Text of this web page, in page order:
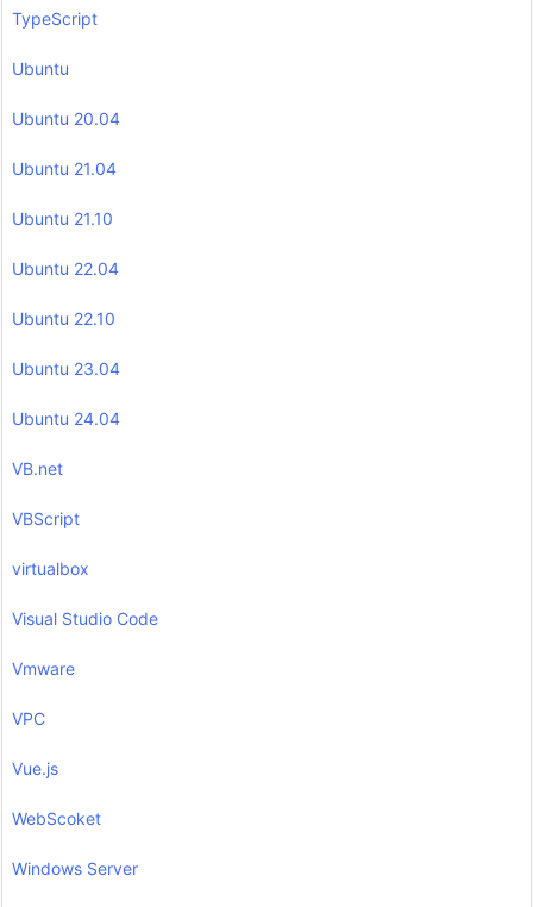
TypeScript
Ubuntu
Ubuntu 20.04
Ubuntu 21.04
Ubuntu 21.10
Ubuntu 22.04
Ubuntu 22.10
Ubuntu 23.04
Ubuntu 24.04
VB.net
VBScript
virtualbox
Visual Studio Code
Vmware
VPC
Vue.js
WebScoket
Windows Server